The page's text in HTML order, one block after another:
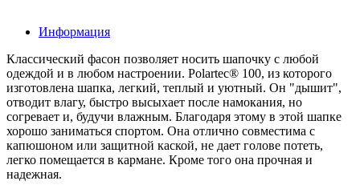
Информация
Классический фасон позволяет носить шапочку с любой
одеждой и в любом настроении. Polartec® 100, из которого
изготовлена шапка, легкий, теплый и уютный. Он "дышит",
отводит влагу, быстро высыхает после намокания, но
согревает и, будучи влажным. Благодаря этому в этой шапке
хорошо заниматься спортом. Она отлично совместима с
капюшоном или защитной каской, не дает голове потеть,
легко помещается в кармане. Кроме того она прочная и
надежная.